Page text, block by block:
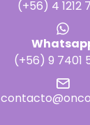
(+56) 4 1212
(+56) 9 7401